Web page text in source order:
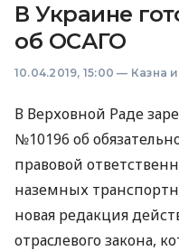
В Украине
об ОСАГО
10.04.2019, 15:00 — Казна
В Верховной Раде
№10196 об
правовой
наземных
новая редакция
отраслевого закона,